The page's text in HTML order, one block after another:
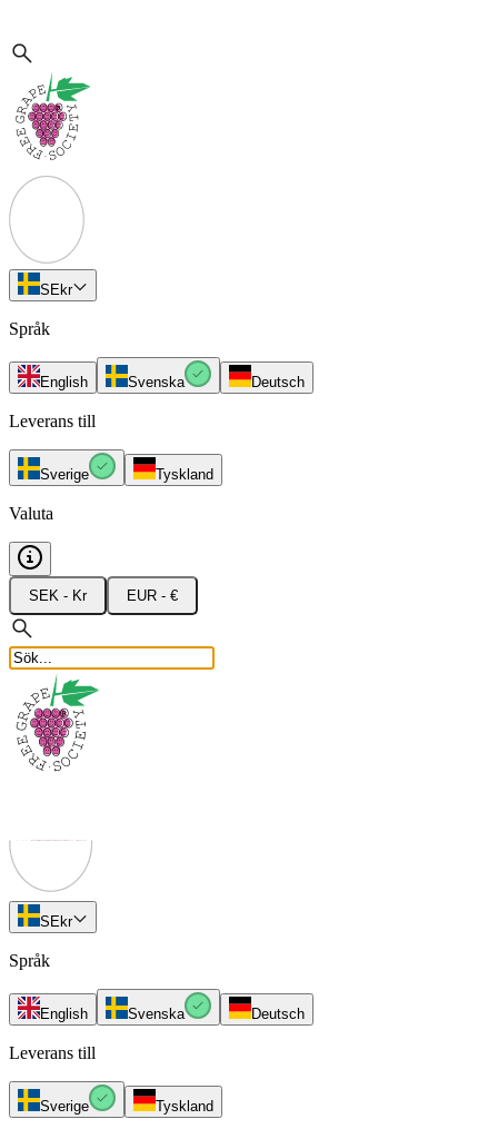
SEkr
Språk
English Svenska Deutsch
Leverans till
Sverige Tyskland
Valuta
SEK - Kr EUR - €
SEkr
Språk
English Svenska Deutsch
Leverans till
Sverige Tyskland